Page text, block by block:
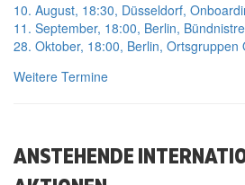
11. September, 18:00, Berlin,
28. Oktober, 18:00, Berlin, Ortsgruppen
Weitere Termine
ANSTEHENDE